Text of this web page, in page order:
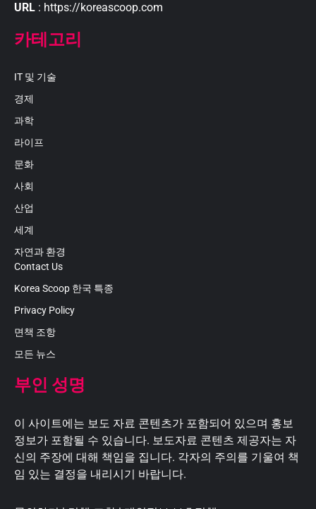
URL : https://koreascoop.com
카테고리
IT 및 기술
경제
과학
라이프
문화
사회
산업
세계
자연과 환경
Contact Us
Korea Scoop 한국 특종
Privacy Policy
면책 조항
모든 뉴스
부인 성명
이 사이트에는 보도 자료 콘텐츠가 포함되어 있으며 홍보
정보가 포함될 수 있습니다. 보도자료 콘텐츠 제공자는 자
신의 주장에 대해 책임을 집니다. 각자의 주의를 기울여 책
임 있는 결정을 내리시기 바랍니다.